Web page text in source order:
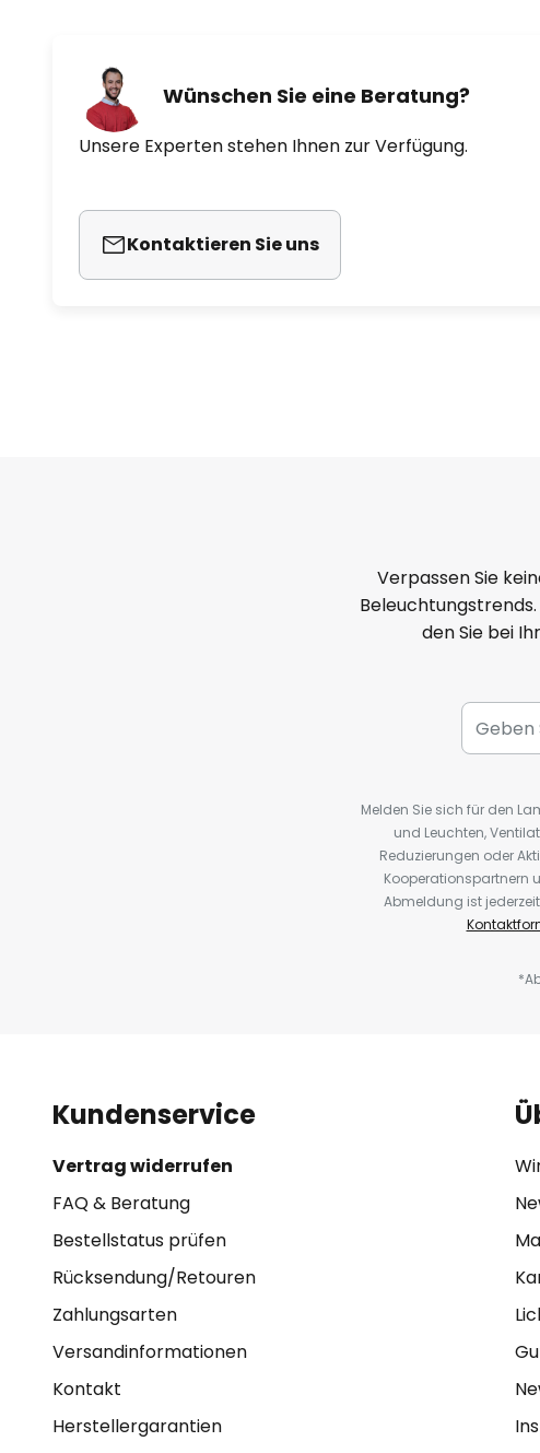
- passive Thermo Control
- geeignet für
- empfohlene Montagehöhe max. 3,5 m
Wünschen Sie eine Beratung?
Unsere Experten stehen Ihnen zur Verfügung.
Kontaktieren Sie uns
Verpassen Sie
den Sie bei
Melden Sie sich für den
und Leuchten,
Reduzierungen oder
Kooperationspartnern
Abmeldung ist
Kundenservice
Vertrag widerrufen
FAQ & Beratung
Bestellstatus prüfen
Rücksendung/Retouren
Zahlungsarten
Versandinformationen
Kontakt
Herstellergarantien